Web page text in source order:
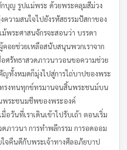
บุญ รูปแม่พระ ด้วยพระคลุมสีม่วง
วามสนใจไปยังรหัสธรรมปัสกาของ
ม้พระศาสนจักรจะสอนว่า บรรดา
อยช่วยเหลือสนับสนุนพวกเราจาก
อศรัทธาสวดภาวนาวอนขอความช่วย
ญทั้งหมดก็มุ่งไปสู่การไถ่บาปของพระ
ทรงทนทุกข์ทรมานจนสิ้นพระชนม์บน
พระชนมชีพของพระองค์
อวันที่เราเดินเข้าไปรับเถ้า ตอนเริ่ม
ภาวนา การทำพลีกรรม การอดออม
จคืนดีกับพระเจ้าทางศีลอภัยบาป